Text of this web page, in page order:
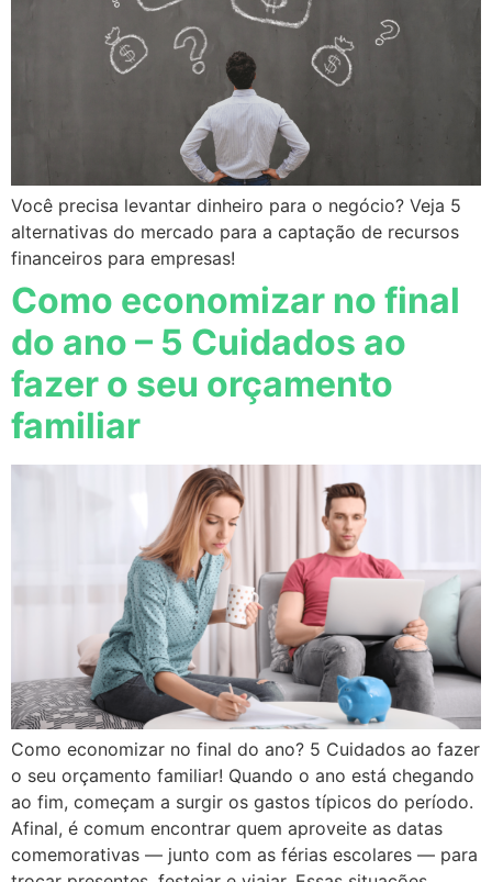
Você precisa levantar dinheiro para o negócio? Veja 5
alternativas do mercado para a captação de recursos
financeiros para empresas!
Como economizar no final
do ano – 5 Cuidados ao
fazer o seu orçamento
familiar
Como economizar no final do ano? 5 Cuidados ao fazer
o seu orçamento familiar! Quando o ano está chegando
ao fim, começam a surgir os gastos típicos do período.
Afinal, é comum encontrar quem aproveite as datas
comemorativas — junto com as férias escolares — para